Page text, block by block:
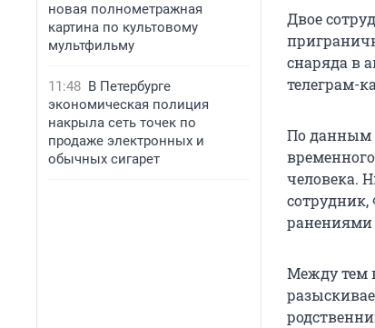
новая полнометражная
картина по культовому
мультфильму
11:48 В Петербурге
экономическая полиция
накрыла сеть точек по
продаже электронных и
обычных сигарет
Двое
снаряда в
телеграм-
По данным
человека.
Между тем